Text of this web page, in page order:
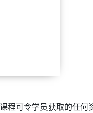
程可令学员获取的任何